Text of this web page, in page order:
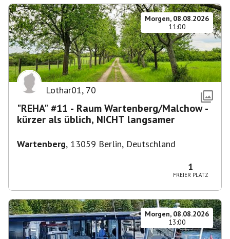
Morgen, 08.08.2026
11:00
Lothar01, 70
"REHA" #11 - Raum Wartenberg/Malchow -
kürzer als üblich, NICHT langsamer
Wartenberg, 13059 Berlin, Deutschland
1
FREIER PLATZ
Morgen, 08.08.2026
13:00